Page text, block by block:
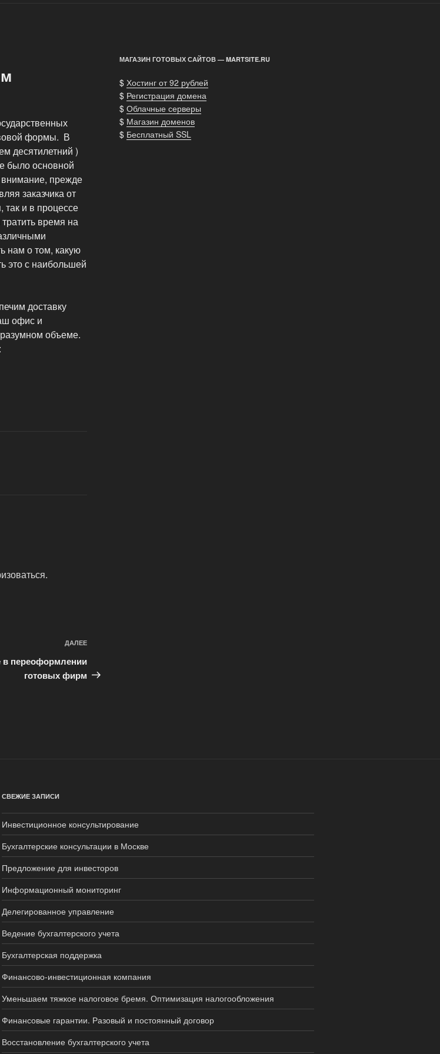
формы. В
десятилетний )
было основной
внимание, прежде
заказчика от
так и в процессе
время на
нам о том, какую
это с наибольшей
доставку
офис и
объеме.
.
ДАЛЕЕ
в переоформлении
готовых фирм
МАГАЗИН ГОТОВЫХ САЙТОВ — MARTSITE.RU
$ Хостинг от 92 рублей
$ Регистрация домена
$ Облачные серверы
$ Магазин доменов
$ Бесплатный SSL
СВЕЖИЕ ЗАПИСИ
Инвестиционное консультирование
Бухгалтерские консультации в Москве
Предложение для инвесторов
Информационный мониторинг
Делегированное управление
Ведение бухгалтерского учета
Бухгалтерская поддержка
Финансово-инвестиционная компания
Уменьшаем тяжкое налоговое бремя. Оптимизация налогообложения
Финансовые гарантии. Разовый и постоянный договор
Восстановление бухгалтерского учета